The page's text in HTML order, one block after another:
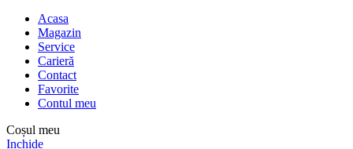
Acasa
Magazin
Service
Carieră
Contact
Favorite
Contul meu
Coșul meu
Inchide